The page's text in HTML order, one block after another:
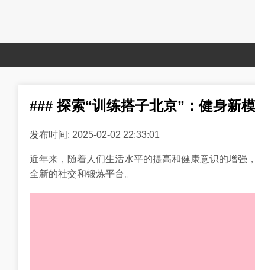
### 探索“训练搭子北京”：健身新
发布时间: 2025-02-02 22:33:01
近年来，随着人们生活水平的提高和健康意识的增强
全新的社交和锻炼平台。